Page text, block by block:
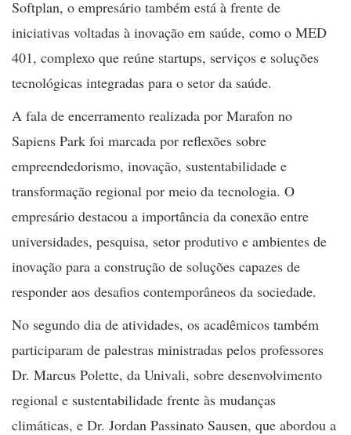
Softplan, o empresário também está à frente de
iniciativas voltadas à inovação em saúde, como o MED
401, complexo que reúne startups, serviços e soluções
tecnológicas integradas para o setor da saúde.
A fala de encerramento realizada por Marafon no
Sapiens Park foi marcada por reflexões sobre
empreendedorismo, inovação, sustentabilidade e
transformação regional por meio da tecnologia. O
empresário destacou a importância da conexão entre
universidades, pesquisa, setor produtivo e ambientes de
inovação para a construção de soluções capazes de
responder aos desafios contemporâneos da sociedade.
No segundo dia de atividades, os acadêmicos também
participaram de palestras ministradas pelos professores
Dr. Marcus Polette, da Univali, sobre desenvolvimento
regional e sustentabilidade frente às mudanças
climáticas, e Dr. Jordan Passinato Sausen, que abordou a